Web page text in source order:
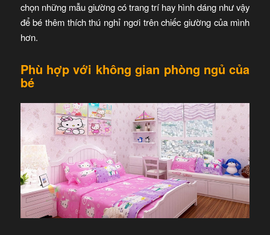
chọn những mẫu giường có trang trí hay hình dáng như vậy
để bé thêm thích thú nghỉ ngơi trên chiếc giường của mình
hơn.
Phù hợp với không gian phòng ngủ của
bé